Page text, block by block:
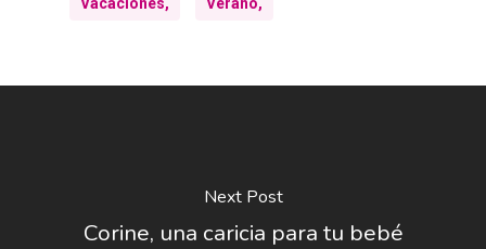
Next Post
Corine, una caricia para tu bebé